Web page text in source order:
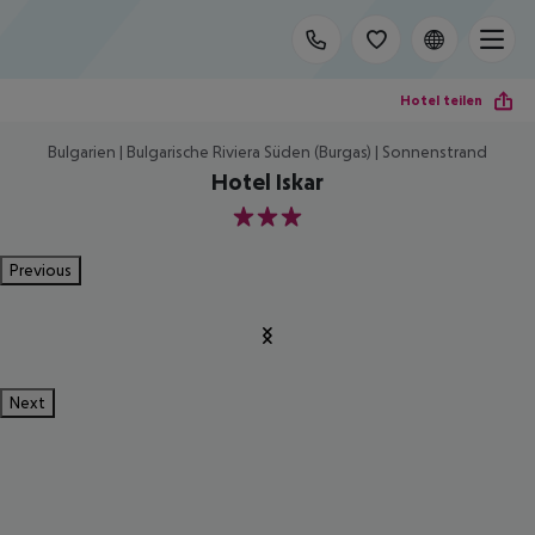
Hotel teilen
Bulgarien | Bulgarische Riviera Süden (Burgas) | Sonnenstrand
Hotel Iskar
3
Previous
Next